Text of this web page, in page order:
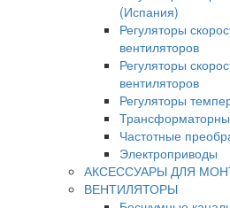
(Испания)
Регуляторы
вентиляторов
Регуляторы
вентиляторов
Регуляторы
Частотные
Электроприводы
АКСЕССУАРЫ ДЛЯ
ВЕНТИЛЯТОРЫ